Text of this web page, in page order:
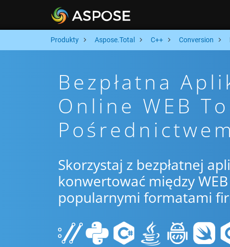
Produkty Aspose.Total C++ Conversion
Bezpłatna
Online WEB To
Skorzystaj z bezpłatnej
konwertować między
popularnymi formatami